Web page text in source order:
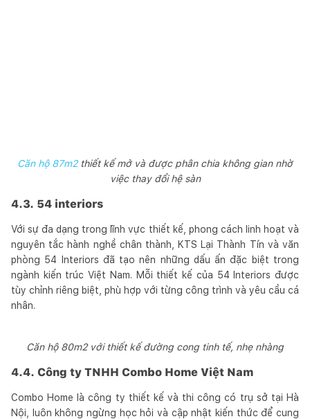
Căn hộ 87m2thiết kế mở và được phân chia không gian nhờ
việc thay đổi hệ sàn
4.3. 54 interiors
Với sự đa dạng trong lĩnh vực thiết kế, phong cách linh hoạt và
nguyên tắc hành nghề chân thành, KTS Lại Thành Tín và văn
phòng 54 Interiors đã tạo nên những dấu ấn đặc biệt trong
ngành kiến trúc Việt Nam. Mỗi thiết kế của 54 Interiors được
tùy chỉnh riêng biệt, phù hợp với từng công trình và yêu cầu cá
nhân.
Căn hộ 80m2 với thiết kế đường cong tinh tế, nhẹ nhàng
4.4. Công ty TNHH Combo Home Việt Nam
Combo Home là công ty thiết kế và thi công có trụ sở tại Hà
Nội, luôn không ngừng học hỏi và cập nhật kiến thức để cung